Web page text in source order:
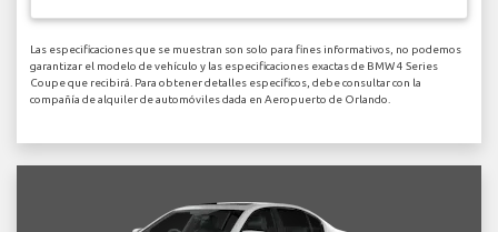
Las especificaciones que se muestran son solo para fines informativos, no podemos
garantizar el modelo de vehículo y las especificaciones exactas de BMW 4 Series
Coupe que recibirá. Para obtener detalles específicos, debe consultar con la
compañía de alquiler de automóviles dada en Aeropuerto de Orlando.